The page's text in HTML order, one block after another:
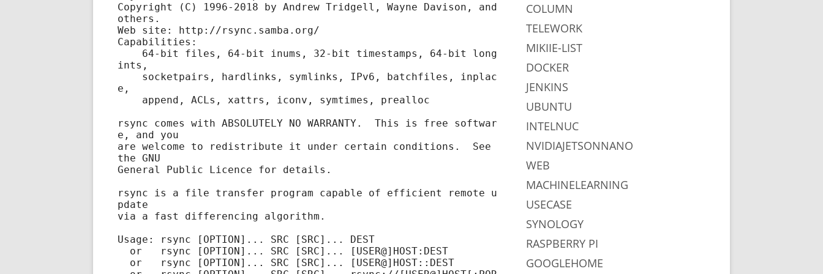
COLUMN
TELEWORK
MIKIIE-LIST
DOCKER
JENKINS
UBUNTU
INTELNUC
NVIDIAJETSONNANO
WEB
MACHINELEARNING
USECASE
SYNOLOGY
RASPBERRY PI
GOOGLEHOME